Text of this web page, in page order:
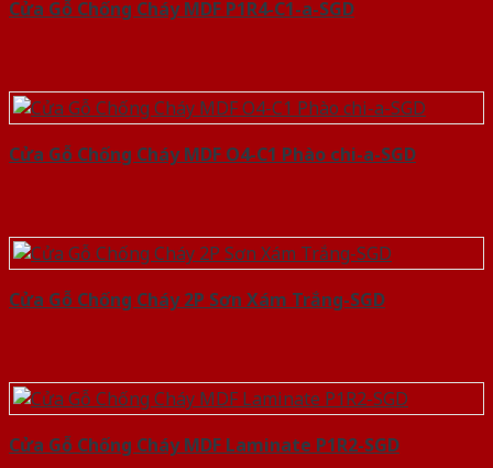
Cửa Gỗ Chống Cháy MDF P1R4-C1-a-SGD
Cửa Gỗ Chống Cháy MDF O4-C1 Phào chi-a-SGD
Cửa Gỗ Chống Cháy 2P Sơn Xám Trắng-SGD
Cửa Gỗ Chống Cháy MDF Laminate P1R2-SGD